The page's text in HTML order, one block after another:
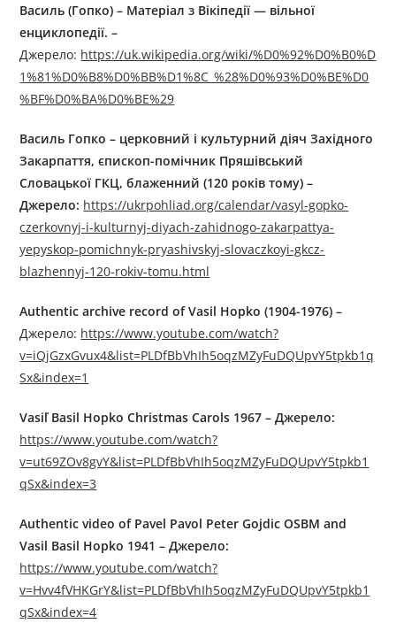
Василь (Гопко) – Матеріал з Вікіпедії — вільної
енциклопедії. –
Джерелo: https://uk.wikipedia.org/wiki/%D0%92%D0%B0%D
1%81%D0%B8%D0%BB%D1%8C_%28%D0%93%D0%BE%D0
%BF%D0%BA%D0%BE%29
Василь Гопко – церковний і культурний діяч Західного
Закарпаття, єпископ-помічник Пряшівський
Словацької ГКЦ, блаженний (120 років тому) –
Джерелo: https://ukrpohliad.org/calendar/vasyl-gopko-
czerkovnyj-i-kulturnyj-diyach-zahidnogo-zakarpattya-
yepyskop-pomichnyk-pryashivskyj-slovaczkoyi-gkcz-
blazhennyj-120-rokiv-tomu.html
Authentic archive record of Vasil Hopko (1904-1976) –
Джерелo: https://www.youtube.com/watch?
v=iQjGzxGvux4&list=PLDfBbVhIh5oqzMZyFuDQUpvY5tpkb1q
Sx&index=1
Vasiľ Basil Hopko Christmas Carols 1967 – Джерелo:
https://www.youtube.com/watch?
v=ut69ZOv8gvY&list=PLDfBbVhIh5oqzMZyFuDQUpvY5tpkb1
qSx&index=3
Authentic video of Pavel Pavol Peter Gojdic OSBM and
Vasil Basil Hopko 1941 – Джерелo:
https://www.youtube.com/watch?
v=Hvv4fVHKGrY&list=PLDfBbVhIh5oqzMZyFuDQUpvY5tpkb1
qSx&index=4